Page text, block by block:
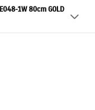
1W 80cm GOLD